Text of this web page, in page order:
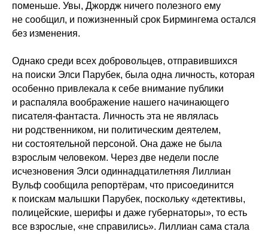
поменьше. Увы, Джордж ничего полезного ему
не сообщил, и пожизненный срок Бирмингема остался
без изменения.
Однако среди всех добровольцев, отправившихся
на поиски Элси Парубек, была одна личность, которая
особенно привлекала к себе внимание публики
и распаляла воображение нашего начинающего
писателя-фантаста. Личность эта не являлась
ни родственником, ни политическим деятелем,
ни состоятельной персоной. Она даже не была
взрослым человеком. Через две недели после
исчезновения Элси одиннадцатилетняя Лиллиан
Вульф сообщила репортёрам, что присоединится
к поискам малышки Парубек, поскольку «детективы,
полицейские, шерифы и даже губернаторы», то есть
все взрослые, «не справились». Лиллиан сама стала